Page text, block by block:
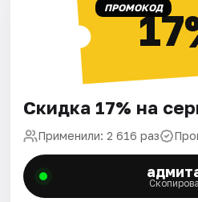
ПРОМОКОД
Скидка 17% на
Применили: 2 616 раз